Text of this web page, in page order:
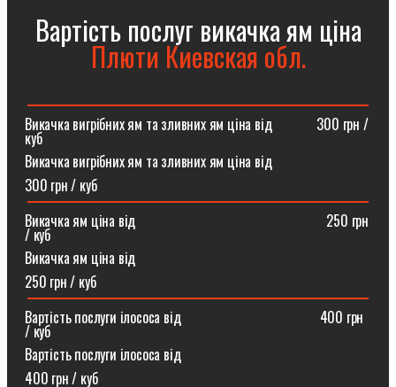
Вартість послуг викачка ям ціна
Плюти Киевская обл.
Викачка вигрібних ям та зливних ям ціна від ⠀⠀⠀⠀300 грн /
куб
Викачка вигрібних ям та зливних ям ціна від
300 грн / куб
Викачка ям ціна від ⠀⠀⠀⠀⠀⠀⠀⠀⠀⠀⠀⠀⠀⠀⠀⠀⠀⠀250 грн
/ куб
Викачка ям ціна від
250 грн / куб
Вартість послуги ілососа від ⠀⠀⠀⠀⠀⠀⠀⠀⠀⠀⠀⠀⠀400 грн
/ куб
Вартість послуги ілососа від
400 грн / куб